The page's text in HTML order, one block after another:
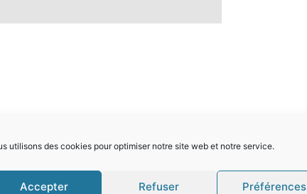
utilisons des cookies pour optimiser notre site web et notre service.
Accepter Refuser Préférences